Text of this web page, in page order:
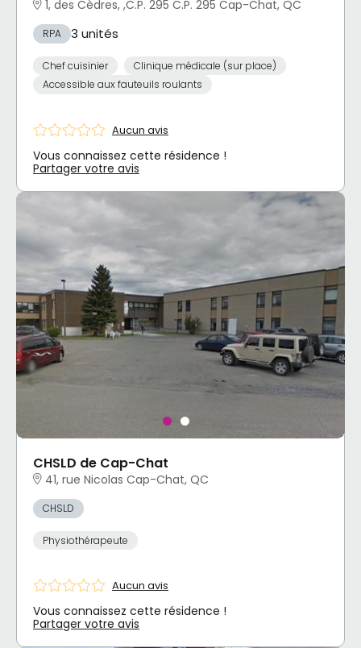
1, des Cèdres, ,C.P. 295 C.P. 295 Cap-Chat, QC
RPA 3 unités
Chef cuisinier
Clinique médicale (sur place)
Accessible aux fauteuils roulants
Aucun avis
Vous connaissez cette résidence !
Partager votre avis
CHSLD de Cap-Chat
41, rue Nicolas Cap-Chat, QC
CHSLD
Physiothérapeute
Aucun avis
Vous connaissez cette résidence !
Partager votre avis